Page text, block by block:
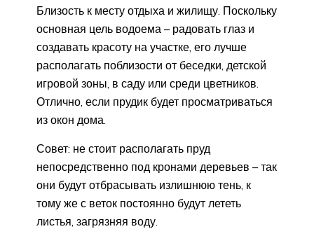
Близость к месту отдыха и жилищу. Поскольку
основная цель водоема – радовать глаз и
создавать красоту на участке, его лучше
располагать поблизости от беседки, детской
игровой зоны, в саду или среди цветников.
Отлично, если прудик будет просматриваться
из окон дома.
Совет: не стоит располагать пруд
непосредственно под кронами деревьев – так
они будут отбрасывать излишнюю тень, к
тому же с веток постоянно будут лететь
листья, загрязняя воду.